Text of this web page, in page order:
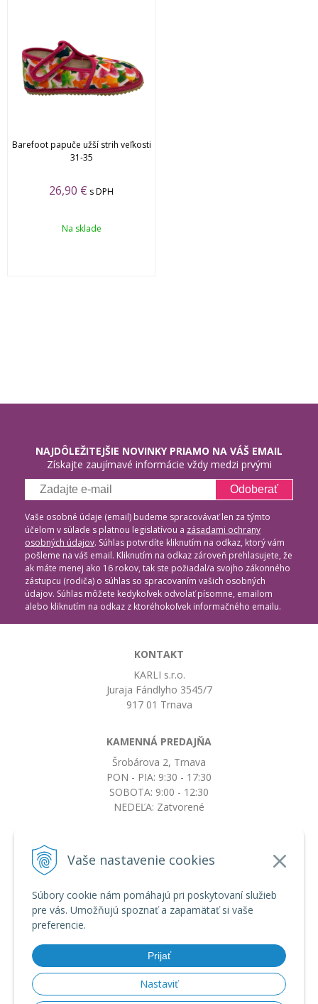
Vaše nastavenie cookies
Súbory cookie nám pomáhajú pri poskytovaní služieb
pre vás. Umožňujú spoznať a zapamätať si vaše
preferencie.
Prijať
Nastaviť
Barefoot papuče užší strih veľkosti
31-35
26,90 € s DPH
Na sklade
NAJDÔLEŽITEJŠIE NOVINKY PRIAMO NA VÁŠ EMAIL
Získajte zaujímavé informácie vždy medzi prvými
Odoberať
Vaše osobné údaje (email) budeme spracovávať len za týmto
účelom v súlade s platnou legislatívou a zásadami ochrany
osobných údajov. Súhlas potvrdíte kliknutím na odkaz, ktorý vám
pošleme na váš email. Kliknutím na odkaz zároveň prehlasujete, že
ak máte menej ako 16 rokov, tak ste požiadal/a svojho zákonného
zástupcu (rodiča) o súhlas so spracovaním vašich osobných
údajov. Súhlas môžete kedykoľvek odvolať písomne, emailom
alebo kliknutím na odkaz z ktoréhokoľvek informačného emailu.
KONTAKT
KARLI s.r.o.
Juraja Fándlyho 3545/7
917 01 Trnava
KAMENNÁ PREDAJŇA
Šrobárova 2, Trnava
PON - PIA: 9:30 - 17:30
SOBOTA: 9:00 - 12:30
NEDEĽA: Zatvorené
objednavky@botkydorobotky.sk
VŠETKO O NÁKUPE
Ochrana osobných údajov
Možnosti dopravy a platby
Výmena, vrátenie tovaru a reklamácia